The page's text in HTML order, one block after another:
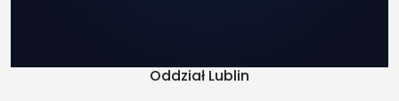
Oddział Lublin